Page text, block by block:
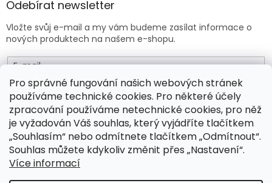
Pro správné fungování našich webových stránek
používáme technické cookies. Pro některé účely
zpracování používáme netechnické cookies, pro něž
je vyžadován Váš souhlas, který vyjádříte tlačítkem
„Souhlasím“ nebo odmítnete tlačítkem „Odmítnout“.
Souhlas můžete kdykoliv změnit přes „Nastavení“.
Více informací
Odebírat newsletter
Vložte svůj e-mail a my vám budeme zasílat informace o
nových produktech na našem e-shopu.
E-mail
Vložením e-mailu souhlasíte sobchodními podmínkami .
PŘIHLÁSIT SE